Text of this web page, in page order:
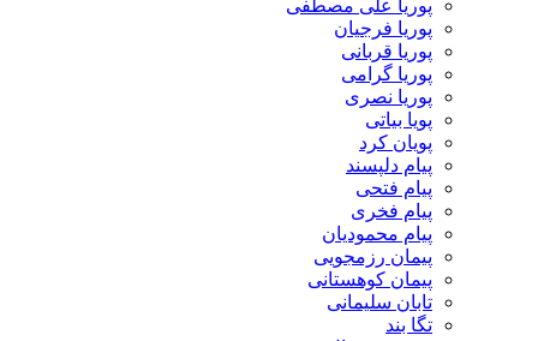
پوریا علی مصطفی
پوریا فرجیان
پوریا قربانی
پوریا گرامی
پوریا نصری
پویا بیاتی
پویان کرد
پیام دلپسند
پیام فتحی
پیام فخری
پیام محمودیان
پیمان رزمجویی
پیمان کوهستانی
تابان سلیمانی
تگا بند